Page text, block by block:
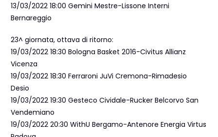
13/03/2022 18:00 Gemini Mestre-Lissone Interni
Bernareggio
23^ giornata, ottava di ritorno:
19/03/2022 18:30 Bologna Basket 2016-Civitus Allianz
Vicenza
19/03/2022 18:30 Ferraroni JuVi Cremona-Rimadesio
Desio
19/03/2022 19:30 Gesteco Cividale-Rucker Belcorvo San
Vendemiano
19/03/2022 20:30 WithU Bergamo-Antenore Energia Virtus